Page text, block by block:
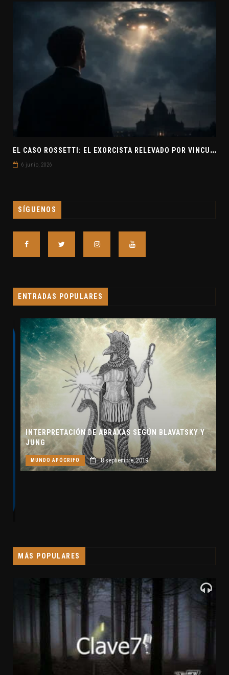
E
L CASO ROSSETTI: EL EXORCISTA RELEVADO POR VINCULAR OVNIS Y DEMONIOS
6 junio, 2026
SÍGUENOS
ENTRADAS POPULARES
INTERPRETACIÓN DE ABRAXAS SEGÚN BLAVATSKY Y
JUNG
MUNDO APÓCRIFO 8 septiembre, 2019
MÁS POPULARES